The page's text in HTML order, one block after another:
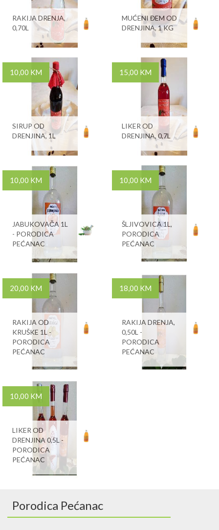
RAKIJA DRENJA,
0,70L
MUĆENI ĐEM OD
DRENJINA, 1 KG
10,00 KM
SIRUP OD
DRENJINA, 1L
15,00 KM
LIKER OD
DRENJINA, 0,7L
10,00 KM
JABUKOVAČA 1L
- PORODICA
PEĆANAC
10,00 KM
ŠLJIVOVICA 1L,
PORODICA
PEĆANAC
20,00 KM
RAKIJA OD
KRUŠKE 1L -
PORODICA
PEĆANAC
18,00 KM
RAKIJA DRENJA,
0,50L -
PORODICA
PEĆANAC
10,00 KM
LIKER OD
DRENJINA 0,5L -
PORODICA
PEĆANAC
Porodica Pećanac